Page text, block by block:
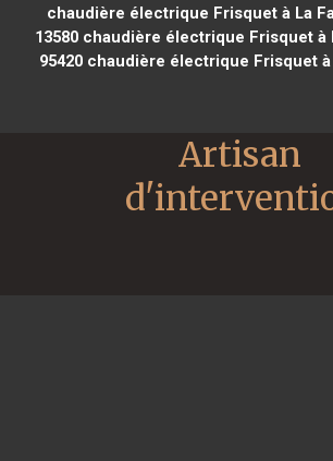
chaudière électrique Frisquet à La
13580 chaudière électrique Frisquet à
95420chaudière électrique Frisquet à
Artisan